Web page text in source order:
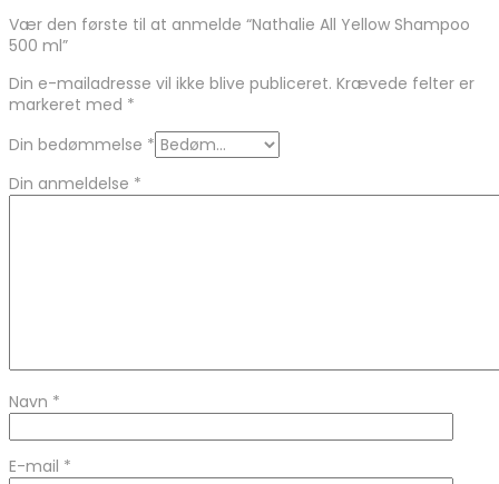
Vær den første til at anmelde “Nathalie All Yellow Shampoo
500 ml”
Din e-mailadresse vil ikke blive publiceret. Krævede felter er
markeret med *
Din bedømmelse *
Din anmeldelse *
Navn *
E-mail *